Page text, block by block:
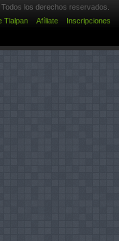
. Todos los derechos reservados.
Tlalpan Afíliate Inscripciones